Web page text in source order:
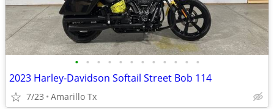
• • • • • • • • • • • •
2023 Harley-Davidson Softail Street Bob 114
7/23 Amarillo Tx